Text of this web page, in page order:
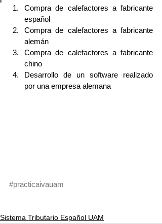
Compra de calefactores a fabricante
español
Compra de calefactores a fabricante
alemán
Compra de calefactores a fabricante
chino
Desarrollo de un software realizado
por una empresa alemana
#practicaivauam
Sistema Tributario Español UAM